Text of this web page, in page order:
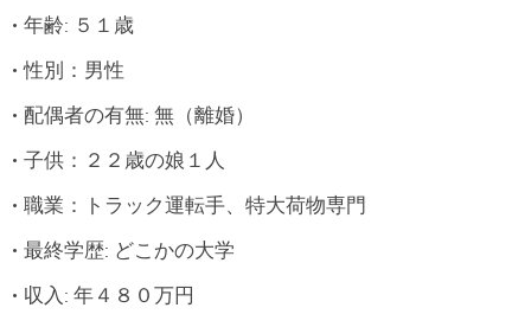
年齢: ５１歳
性別：男性
配偶者の有無: 無（離婚）
子供：２２歳の娘１人
職業：トラック運転手、特大荷物専門
最終学歴: どこかの大学
収入: 年４８０万円